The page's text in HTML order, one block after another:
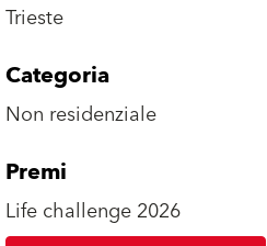
Trieste
Categoria
Non residenziale
Premi
Life challenge 2026